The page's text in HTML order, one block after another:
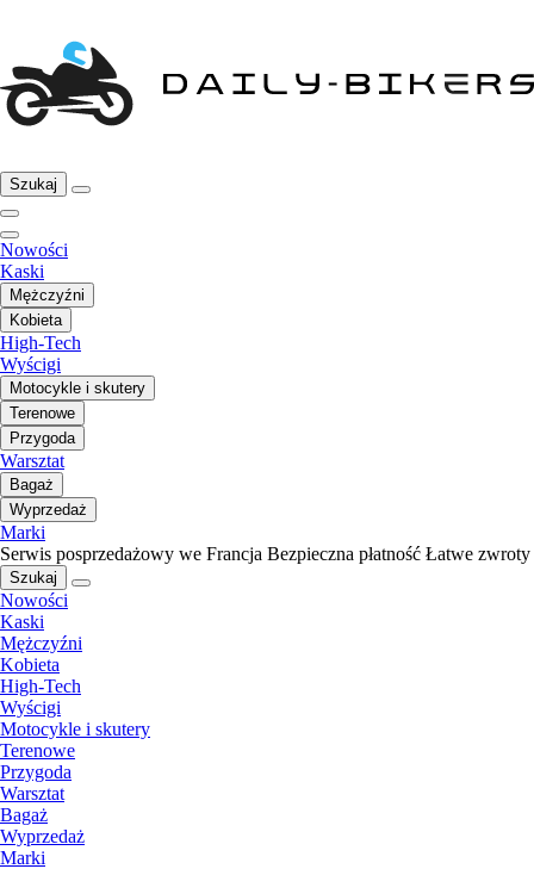
Szukaj
Nowości
Kaski
Mężczyźni
Kobieta
High-Tech
Wyścigi
Motocykle i skutery
Terenowe
Przygoda
Warsztat
Bagaż
Wyprzedaż
Marki
Serwis posprzedażowy we Francja Bezpieczna płatność Łatwe zwroty
Szukaj
Nowości
Kaski
Mężczyźni
Kobieta
High-Tech
Wyścigi
Motocykle i skutery
Terenowe
Przygoda
Warsztat
Bagaż
Wyprzedaż
Marki